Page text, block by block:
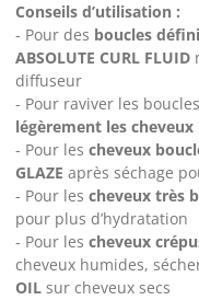
Conseils d’utilisation :
- Pour des boucles
ABSOLUTE CURL FLUID
diffuseur
- Pour raviver les
légèrement les cheveux
- Pour lescheveux
GLAZE après séchage
- Pour lescheveux très
pour plus d’hydratation
- Pour lescheveux
cheveux humides,
OIL sur cheveux secs